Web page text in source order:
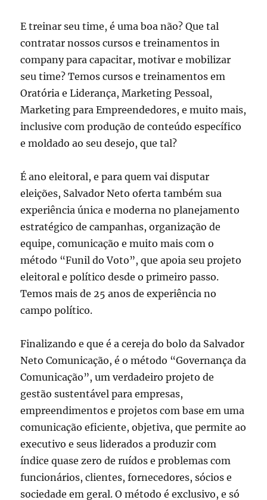
E treinar seu time, é uma boa não? Que tal
contratar nossos cursos e treinamentos in
company para capacitar, motivar e mobilizar
seu time? Temos cursos e treinamentos em
Oratória e Liderança, Marketing Pessoal,
Marketing para Empreendedores, e muito mais,
inclusive com produção de conteúdo específico
e moldado ao seu desejo, que tal?
É ano eleitoral, e para quem vai disputar
eleições, Salvador Neto oferta também sua
experiência única e moderna no planejamento
estratégico de campanhas, organização de
equipe, comunicação e muito mais com o
método “Funil do Voto”, que apoia seu projeto
eleitoral e político desde o primeiro passo.
Temos mais de 25 anos de experiência no
campo político.
Finalizando e que é a cereja do bolo da Salvador
Neto Comunicação, é o método “Governança da
Comunicação”, um verdadeiro projeto de
gestão sustentável para empresas,
empreendimentos e projetos com base em uma
comunicação eficiente, objetiva, que permite ao
executivo e seus liderados a produzir com
índice quase zero de ruídos e problemas com
funcionários, clientes, fornecedores, sócios e
sociedade em geral. O método é exclusivo, e só